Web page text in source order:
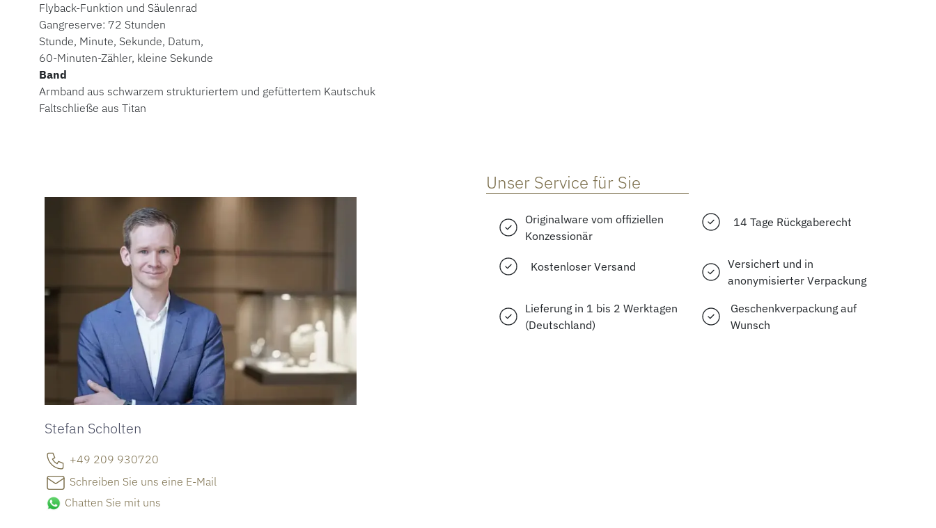
Flyback-Funktion und Säulenrad
Gangreserve: 72 Stunden
Stunde, Minute, Sekunde, Datum,
60-Minuten-Zähler, kleine Sekunde
Band
Armband aus schwarzem strukturiertem und gefüttertem Kautschuk
Faltschließe aus Titan
Stefan Scholten
+49 209 930720
Schreiben Sie uns eine E-Mail
Chatten Sie mit uns
Unser Service für Sie
Originalware vom offiziellen
Konzessionär
14 Tage Rückgaberecht
Kostenloser Versand
Versichert und in
anonymisierter Verpackung
Lieferung in 1 bis 2 Werktagen
(Deutschland)
Geschenkverpackung auf
Wunsch